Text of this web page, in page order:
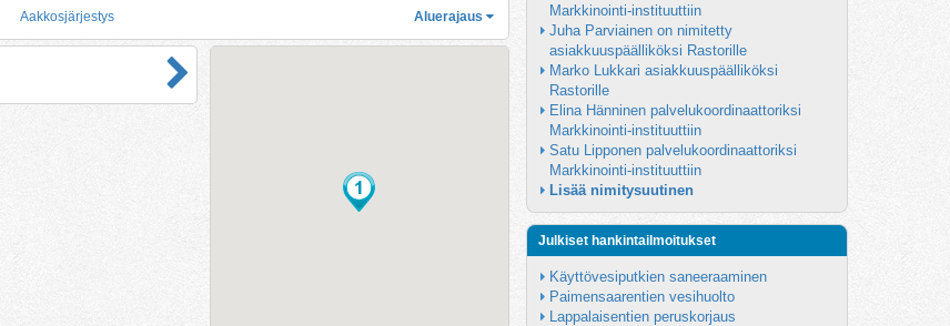
Aakkosjärjestys Aluerajaus
Markkinointi-instituuttiin
Juha Parviainen on nimitetty
asiakkuuspäälliköksi Rastorille
Marko Lukkari asiakkuuspäälliköksi
Rastorille
Elina Hänninen palvelukoordinaattoriksi
Markkinointi-instituuttiin
Satu Lipponen palvelukoordinaattoriksi
Markkinointi-instituuttiin
Lisää nimitysuutinen
Julkiset hankintailmoitukset
Käyttövesiputkien saneeraaminen
Paimensaarentien vesihuolto
Lappalaisentien peruskorjaus